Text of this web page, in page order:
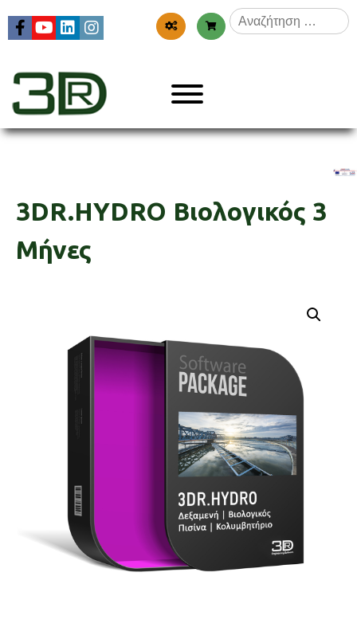
Αναζήτηση
για:
3dr
3DR.HYDRO Βιολογικός 3
Μήνες